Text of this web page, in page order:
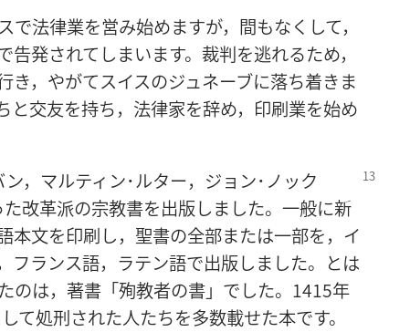
法律業を営み始めますが，間もなくして，
発されてしまいます。裁判を逃れるため，
き，やがてスイスのジュネーブに落ち着きま
と交友を持ち，法律家を辞め，印刷業を始め
，マルティン･ルター， ジョン･ノック
改革派の宗教書を出版しました。一般に新
本文を印刷し，聖書の全部または一部を，イ
フランス語，ラテン語で出版しました。とは
のは，著書「殉教者の書」でした。1415年
て処刑された人たちを多数載せた本です。